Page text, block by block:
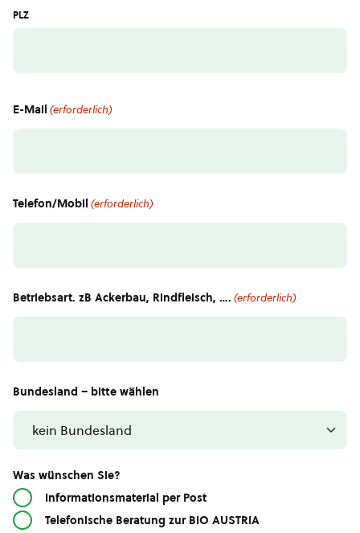
PLZ
E-Mail (erforderlich)
Telefon/Mobil (erforderlich)
Betriebsart. zB Ackerbau, Rindfleisch, …. (erforderlich)
Bundesland – bitte wählen
Was wünschen Sie?
Informationsmaterial per Post
Telefonische Beratung zur BIO AUSTRIA